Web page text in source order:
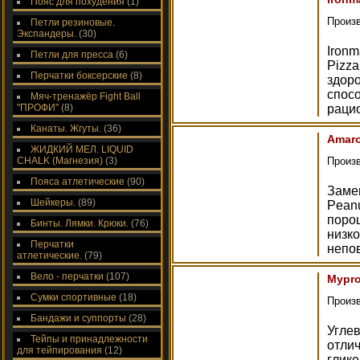
Петли резиновые.
Экспандеры. (30)
Петли для пресса (6)
Перчатки боксерские (8)
Мяч-тренажёр Fight Ball
"ПРОФИ" (8)
Канаты. Жгуты. (36)
ЖИДКИЙ МЕЛ. LIQUID
CHALK (Магнезия) (3)
Пояса атлетические (90)
Шейкеры. (89)
Бинты. Лямки. Крюки. (76)
Перчатки
атлетические. (79)
Вело - перчатки (107)
Сумки спортивные (18)
Бандажи и суппорты (28)
Тейпы и принадлежности
для тейпирования (12)